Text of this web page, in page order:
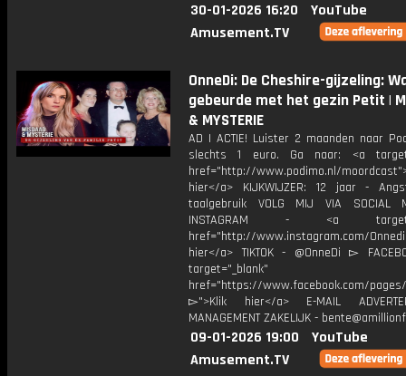
30-01-2026 16:20
YouTube
Amusement.TV
OnneDi: De Cheshire-gijzeling:
gebeurde met het gezin Petit |
& MYSTERIE
AD | ACTIE! Luister 2 maanden naar
slechts 1 euro. Ga naar: <a
href="http://www.podimo.nl/
hier</a> KIJKWIJZER: 12 jaar -
taalgebruik VOLG MIJ VIA SOCIAL
INSTAGRAM - <a
href="http://www.instagram.com/
hier</a> TIKTOK - @OnneDi ▻
target="_blank"
href="https://www.facebook.com/pages/
▻">Klik hier</a> E-MAIL
MANAGEMENT ZAKELIJK -
09-01-2026 19:00
YouTube
Amusement.TV